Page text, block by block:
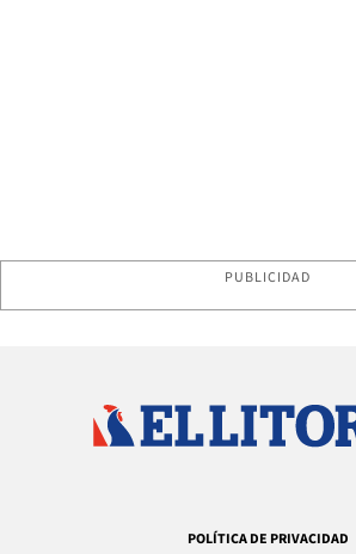
PUBLICIDAD
POLÍTICA DE PRIVACIDAD